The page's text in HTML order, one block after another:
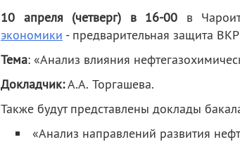
деятельность
Контакты
Мероприятия
Публикации
10 апреля (четверг) в 16-00 в
экономики - предварительная защита
Тема: «Анализ влияния
Докладчик:А.А. Торгашева.
Также будут представлены доклады
«Анализ направлений развития